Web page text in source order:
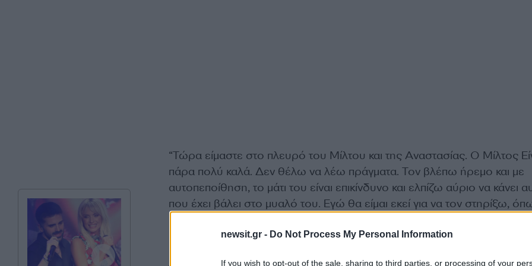
newsit.gr - Do Not Process My Personal Information
If you wish to opt-out of the sale, sharing to third parties, or processing of your
“Τώρα είμαστε στο πλευρό του Μίλτου και της Αναστασίας. Ο Μίλτος
πάρα πολύ καλά. Δεν θέλω να λέω πράγματα. Τον βλέπω ήρεμο και με
αυτοπεποίθηση, το μάτι του είναι επικίνδυνο και ελπίζω αύριο να κάνει
που έχει βάλει στο μυαλό του. Εγώ θα είμαι εκεί για να τον στηρίξω,